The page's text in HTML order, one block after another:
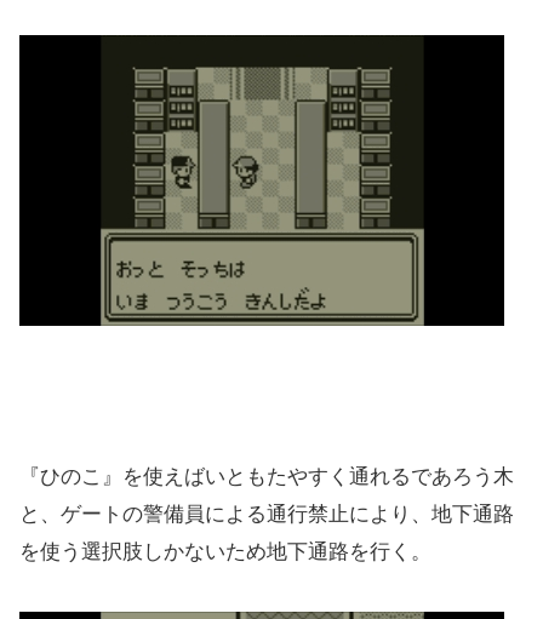
『ひのこ』を使えばいともたやすく通れるであろう木
と、ゲートの警備員による通行禁止により、地下通路
を使う選択肢しかないため地下通路を行く。